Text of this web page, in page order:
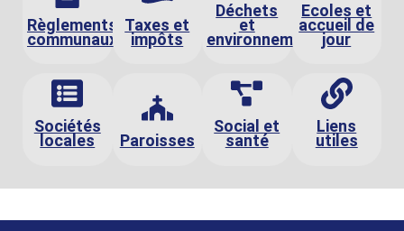
Règlements
communaux
Taxes et
impôts
Déchets
et
environnement
Ecoles et
accueil de
jour
Sociétés
locales Paroisses
Social et
santé
Liens
utiles